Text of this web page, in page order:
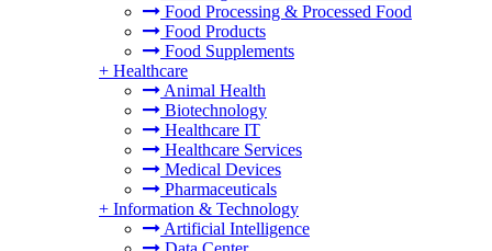
Food Processing & Processed Food
Food Products
Food Supplements
+ Healthcare
Animal Health
Biotechnology
Healthcare IT
Healthcare Services
Medical Devices
Pharmaceuticals
+ Information & Technology
Artificial Intelligence